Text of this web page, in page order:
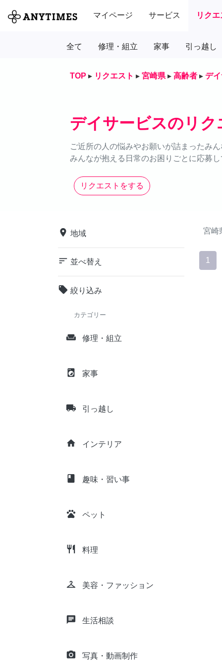
マイページ サービス リク
全て 修理・組立 家事 引っ越し
TOP ▸ リクエスト ▸ 宮崎県 ▸ 高齢者 ▸ デ
デイサービスのリク
ご近所の人の悩みやお願いが詰まったみ
みんなが抱える日常のお困りごとに応募
リクエストをする
place 地域
sort 並べ替え
local_offer 絞り込み
カテゴリー
weekend 修理・組立
local_laundry_service 家事
local_shipping 引っ越し
home インテリア
class 趣味・習い事
pets ペット
restaurant 料理
checkroom 美容・ファッション
chat 生活相談
camera_alt 写真・動画制作
宮崎
1